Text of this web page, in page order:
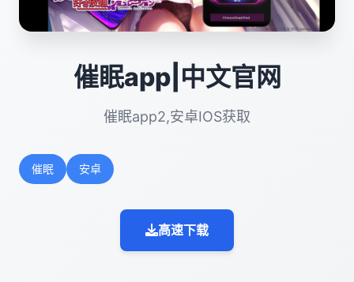
催眠app|中文官网
催眠app2,安卓IOS获取
催眠 安卓
高速下载